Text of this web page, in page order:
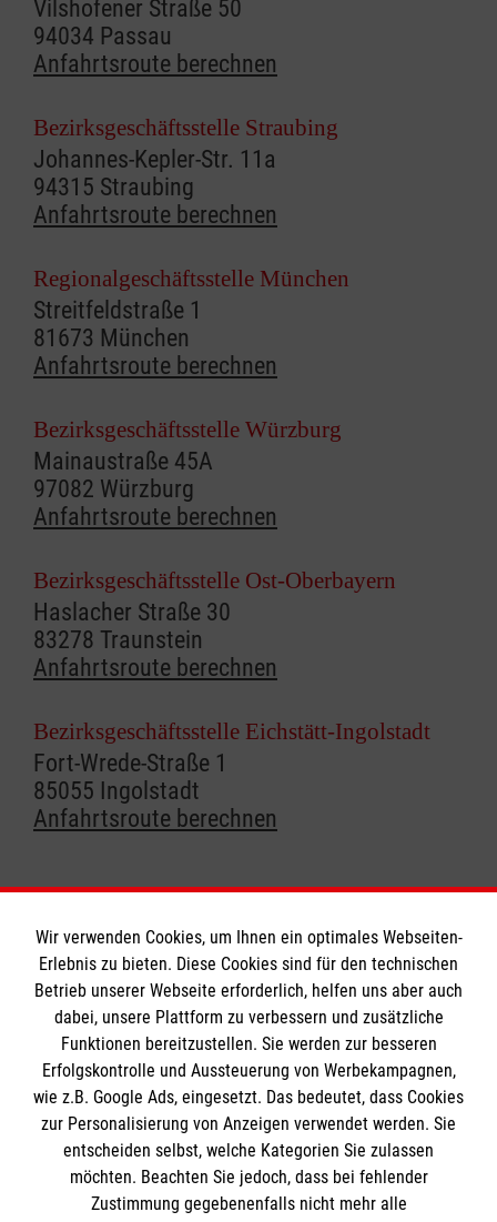
Vilshofener Straße 50
94034 Passau
Anfahrtsroute berechnen
Bezirksgeschäftsstelle Straubing
Johannes-Kepler-Str. 11a
94315 Straubing
Anfahrtsroute berechnen
Regionalgeschäftsstelle München
Streitfeldstraße 1
81673 München
Anfahrtsroute berechnen
Bezirksgeschäftsstelle Würzburg
Mainaustraße 45A
97082 Würzburg
Anfahrtsroute berechnen
Bezirksgeschäftsstelle Ost-Oberbayern
Haslacher Straße 30
83278 Traunstein
Anfahrtsroute berechnen
Bezirksgeschäftsstelle Eichstätt-Ingolstadt
Fort-Wrede-Straße 1
85055 Ingolstadt
Anfahrtsroute berechnen
Informationen
Impressum
Datenschutz
Kontakt
Barrierefreiheit
Die Malteser
Malteser in Deutschland
Wir verwenden Cookies, um Ihnen ein optimales Webseiten-
Erlebnis zu bieten. Diese Cookies sind für den technischen
Betrieb unserer Webseite erforderlich, helfen uns aber auch
dabei, unsere Plattform zu verbessern und zusätzliche
Funktionen bereitzustellen. Sie werden zur besseren
Erfolgskontrolle und Aussteuerung von Werbekampagnen,
wie z.B. Google Ads, eingesetzt. Das bedeutet, dass Cookies
zur Personalisierung von Anzeigen verwendet werden. Sie
entscheiden selbst, welche Kategorien Sie zulassen
möchten. Beachten Sie jedoch, dass bei fehlender
Zustimmung gegebenenfalls nicht mehr alle